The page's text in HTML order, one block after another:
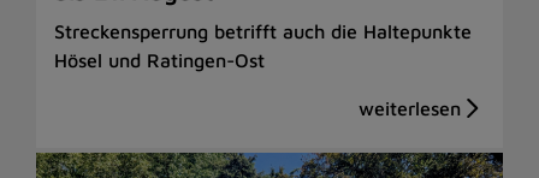
Streckensperrung betrifft auch die Haltepunkte
Hösel und Ratingen-Ost